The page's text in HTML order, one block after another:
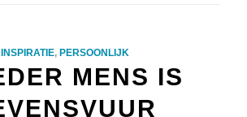
INSPIRATIE, PERSOONLIJK
MENS IS